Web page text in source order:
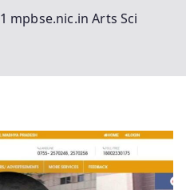
mpbse.nic.in Arts Sci